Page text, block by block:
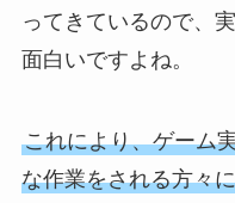
ってきているので、
面白いですよね。
これにより、ゲーム
な作業をされる方々